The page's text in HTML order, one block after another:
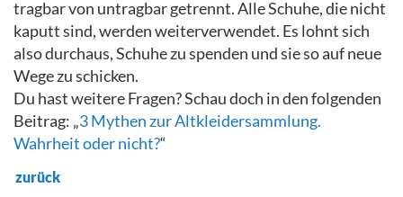
tragbar von untragbar getrennt. Alle Schuhe, die nicht
kaputt sind, werden weiterverwendet. Es lohnt sich
also durchaus, Schuhe zu spenden und sie so auf neue
Wege zu schicken.
Du hast weitere Fragen? Schau doch in den folgenden
Beitrag: „3 Mythen zur Altkleidersammlung.
Wahrheit oder nicht?“
zurück